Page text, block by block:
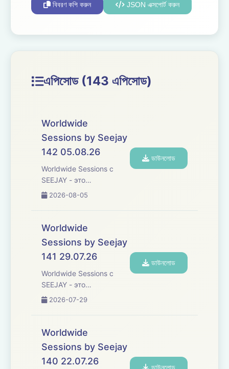
বিবরণ কপি করুন JSON এক্সপোর্ট করুন
এপিসোড (143 এপিসোড)
Worldwide
Sessions by Seejay
142 05.08.26
Worldwide Sessions с
SEEJAY - это
захватывающее
переступает границы,
увлекательное
исследование
различных культур и
жанров танцевальной
2026-08-05
ডাউনলোড
Worldwide
Sessions by Seejay
141 29.07.26
Worldwide Sessions с
SEEJAY - это
захватывающее
переступает границы,
увлекательное
исследование
2026-07-29
ডাউনলোড
Worldwide
Sessions by Seejay
140 22.07.26
ডাউনলোড